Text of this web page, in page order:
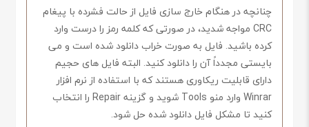
چنانچه در هنگام خارج سازی فایل از حالت فشرده با پیغام
CRC مواجه شدید، در صورتی که کلمه رمز را درست وارد
کرده باشید. فایل به صورت خراب دانلود شده است و می
بایستی مجدداً آن را دانلود کنید. البته فایل های حجیم
دارای قابلیت ریکاوری هستند که با استفاده از نرم افزار
Winrar وارد منو Tools شوید و گزینه Repair را انتخاب
کنید تا مشکل فایل دانلود شده حل شود.